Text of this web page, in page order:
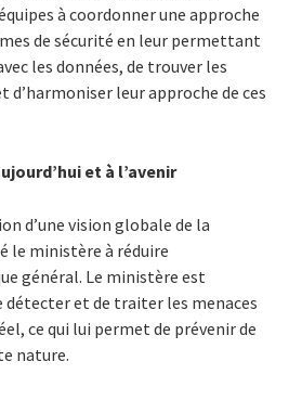
à coordonner une approche
de sécurité en leur permettant
les données, de trouver les
d’harmoniser leur approche de ces
et à l’avenir
d’une vision globale de la
le ministère à réduire
général. Le ministère est
détecter et de traiter les menaces
ce qui lui permet de prévenir de
nature.